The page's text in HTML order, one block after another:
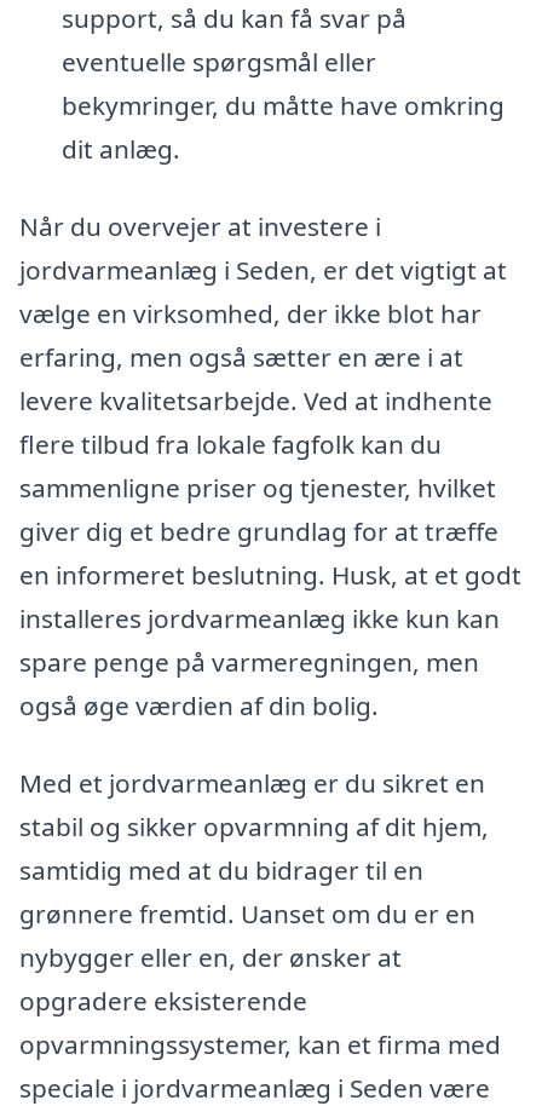
support, så du kan få svar på
eventuelle spørgsmål eller
bekymringer, du måtte have omkring
dit anlæg.
Når du overvejer at investere i
jordvarmeanlæg i Seden, er det vigtigt at
vælge en virksomhed, der ikke blot har
erfaring, men også sætter en ære i at
levere kvalitetsarbejde. Ved at indhente
flere tilbud fra lokale fagfolk kan du
sammenligne priser og tjenester, hvilket
giver dig et bedre grundlag for at træffe
en informeret beslutning. Husk, at et godt
installeres jordvarmeanlæg ikke kun kan
spare penge på varmeregningen, men
også øge værdien af din bolig.
Med et jordvarmeanlæg er du sikret en
stabil og sikker opvarmning af dit hjem,
samtidig med at du bidrager til en
grønnere fremtid. Uanset om du er en
nybygger eller en, der ønsker at
opgradere eksisterende
opvarmningssystemer, kan et firma med
speciale i jordvarmeanlæg i Seden være